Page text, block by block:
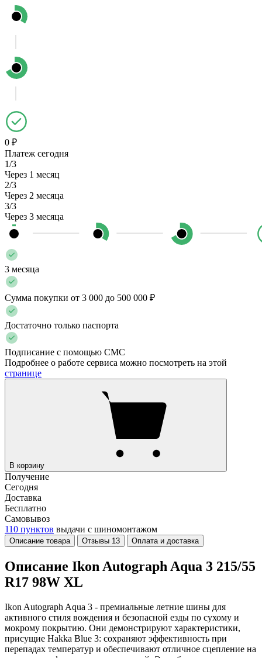
0 ₽
Платеж сегодня
1/3
Через 1 месяц
2/3
Через 2 месяца
3/3
Через 3 месяца
3 месяца
Сумма покупки от 3 000 до 500 000 ₽
Достаточно только паспорта
Подписание с помощью СМС
Подробнее о работе сервиса можно посмотреть на этой
странице
В корзину
Получение
Сегодня
Доставка
Бесплатно
Самовывоз
110 пунктов выдачи с шиномонтажом
Описание товара Отзывы 13 Оплата и доставка
Описание Ikon Autograph Aqua 3 215/55
R17 98W XL
Ikon Autograph Aqua 3 - премиальные летние шины для
активного стиля вождения и безопасной езды по сухому и
мокрому покрытию. Они демонстрируют характеристики,
присущие Hakka Blue 3: сохраняют эффективность при
перепадах температур и обеспечивают отличное сцепление на